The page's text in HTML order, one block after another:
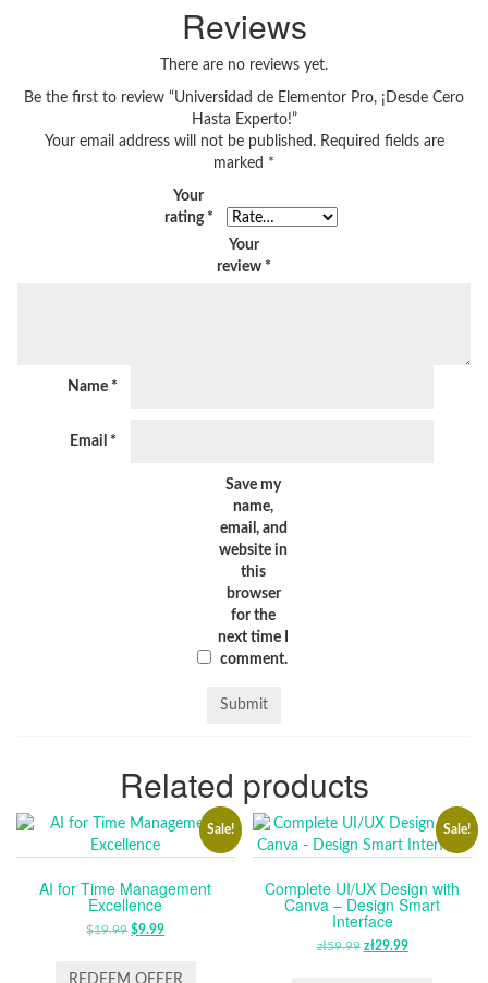
Reviews
There are no reviews yet.
Be the first to review “Universidad de Elementor Pro, ¡Desde Cero
Hasta Experto!”
Your email address will not be published. Required fields are
marked *
Your
rating *
Your
review *
Name *
Email *
Save my
name,
email, and
website in
this
browser
for the
next time I
comment.
Related products
Sale!
AI for Time Management
Excellence
$19.99 ORIGINAL
WAS:
$9.99CURRENT
IS:
REDEEM OFFER
Sale!
Complete UI/UX Design with
Canva – Design Smart
Interface
zł59.99 ORIGINAL
zł29.99CURRENT